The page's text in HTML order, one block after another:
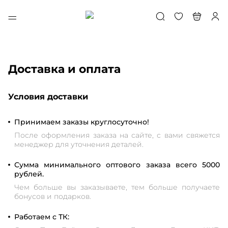
Доставка и оплата
Условия доставки
Принимаем заказы круглосуточно!
После оформления заказа на сайте, с вами свяжется
менеджер для уточнения деталей.
Сумма минимального оптового заказа всего 5000
рублей.
Чем больше вы заказываете, тем больше получаете
бонусов и подарков.
Работаем с ТК: